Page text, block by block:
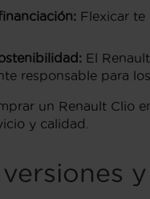
Flexicar te
El
responsable para
un Renault Clio
y calidad.